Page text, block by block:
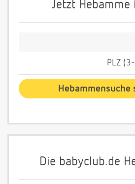
Jetzt Hebamme
PLZ
Die babyclub.de